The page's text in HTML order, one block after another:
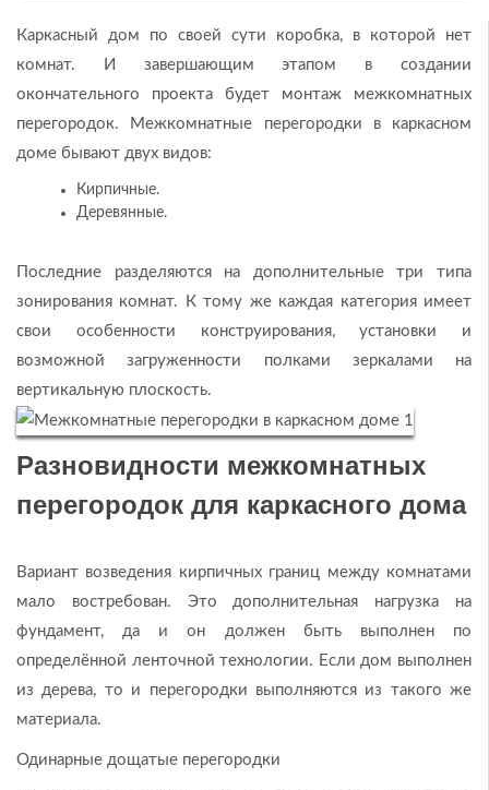
Каркасный дом по своей сути коробка, в которой нет
комнат. И завершающим этапом в создании
окончательного проекта будет монтаж межкомнатных
перегородок. Межкомнатные перегородки в каркасном
доме бывают двух видов:
Кирпичные.
Деревянные.
Последние разделяются на дополнительные три типа
зонирования комнат. К тому же каждая категория имеет
свои особенности конструирования, установки и
возможной загруженности полками зеркалами на
вертикальную плоскость.
Разновидности межкомнатных
перегородок для каркасного дома
Вариант возведения кирпичных границ между комнатами
мало востребован. Это дополнительная нагрузка на
фундамент, да и он должен быть выполнен по
определённой ленточной технологии. Если дом выполнен
из дерева, то и перегородки выполняются из такого же
материала.
Одинарные дощатые перегородки